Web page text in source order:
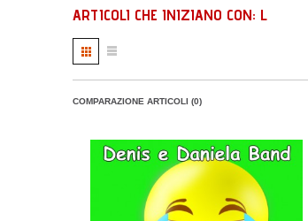
ARTICOLI CHE INIZIANO CON: L
COMPARAZIONE ARTICOLI (0)